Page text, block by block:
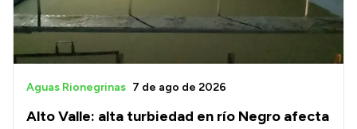
Alto Valle: alta turbiedad en río Negro afecta
Aguas Rionegrinas 7 de ago de 2026